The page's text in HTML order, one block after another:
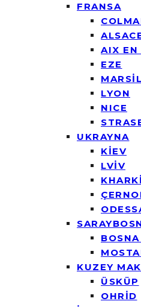
FRANSA
AIX EN
EZE
LYON
NICE
UKRAYNA
KİEV
LVİV
KUZEY
ÜSKÜP
OHRİD